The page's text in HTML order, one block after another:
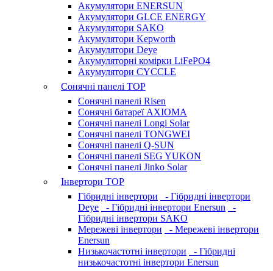
Акумулятори ENERSUN
Акумулятори GLCE ENERGY
Акумулятори SAKO
Акумулятори Kepworth
Акумулятори Deye
Акумуляторні комірки LiFePO4
Акумулятори CYCCLE
Сонячні панелі TOP
Сонячні панелі Risen
Сонячні батареї AXIOMA
Сонячні панелі Longi Solar
Сонячні панелі TONGWEI
Сонячні панелі Q-SUN
Сонячні панелі SEG YUKON
Сонячні панелі Jinko Solar
Інвертори TOP
Гібридні інвертори
- Гібридні інвертори
Deye
- Гібридні інвертори Enersun
-
Гібридні інвертори SAKO
Мережеві інвертори
- Мережеві інвертори
Enersun
Низькочастотні інвертори
- Гібридні
низькочастотні інвертори Enersun